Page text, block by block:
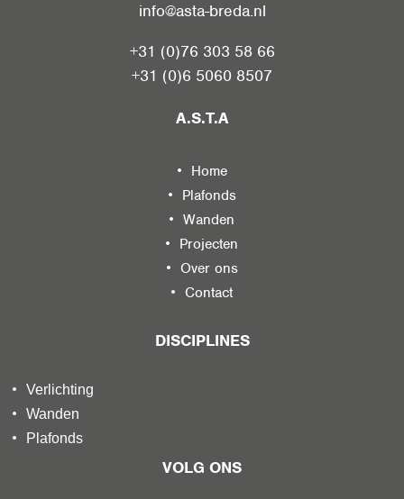
info@asta-breda.nl
+31 (0)76 303 58 66
+31 (0)6 5060 8507
A.S.T.A
Home
Plafonds
Wanden
Projecten
Over ons
Contact
DISCIPLINES
Verlichting
Wanden
Plafonds
VOLG ONS